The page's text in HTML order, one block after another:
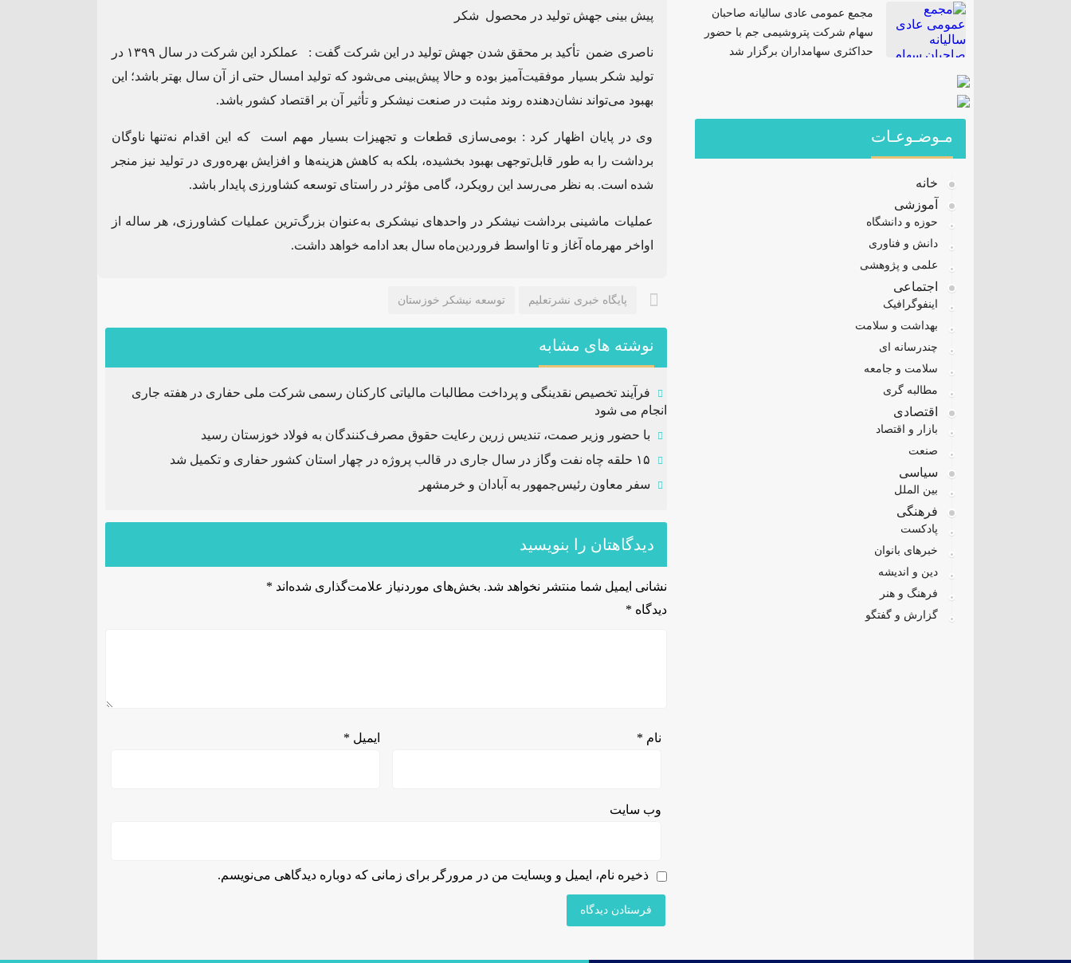
پیش بینی جهش تولید در محصول شکر
ناصری ضمن تأکید بر محقق شدن جهش تولید در این شرکت گفت : عملکرد این شرکت در سال ۱۳۹۹ در
تولید شکر بسیار موفقیت‌آمیز بوده و حالا پیش‌بینی می‌شود که تولید امسال حتی از آن سال بهتر باشد؛ این
بهبود می‌تواند نشان‌دهنده روند مثبت در صنعت نیشکر و تأثیر آن بر اقتصاد کشور باشد.
وی در پایان اظهار کرد : بومی‌سازی قطعات و تجهیزات بسیار مهم است که این اقدام نه‌تنها ناوگان
برداشت را به طور قابل‌توجهی بهبود بخشیده، بلکه به کاهش هزینه‌ها و افزایش بهره‌وری در تولید نیز منجر
شده است. به نظر می‌رسد این رویکرد، گامی مؤثر در راستای توسعه کشاورزی پایدار باشد.
عملیات ماشینی برداشت نیشکر در واحدهای نیشکری به‌عنوان بزرگ‌ترین عملیات کشاورزی، هر ساله از
اواخر مهرماه آغاز و تا اواسط فروردین‌ماه سال بعد ادامه خواهد داشت.
پایگاه خبری نشرتعلیم توسعه نیشکر خوزستان
نوشته های مشابه
فرآیند تخصیص نقدینگی و پرداخت مطالبات مالیاتی کارکنان رسمی شرکت ملی حفاری در هفته جاری
انجام می شود
با حضور وزیر صمت، تندیس زرین رعایت حقوق مصرف‌کنندگان به فولاد خوزستان رسید
۱۵ حلقه چاه نفت وگاز در سال جاری در قالب پروژه در چهار استان کشور حفاری و تکمیل شد
سفر معاون رئیس‌جمهور به آبادان و خرمشهر
دیدگاهتان را بنویسید
نشانی ایمیل شما منتشر نخواهد شد. بخش‌های موردنیاز علامت‌گذاری شده‌اند *
دیدگاه *
نام * ایمیل *
وب‌ سایت
ذخیره نام، ایمیل و وبسایت من در مرورگر برای زمانی که دوباره دیدگاهی می‌نویسم.
مجمع عمومی عادی سالیانه صاحبان
سهام شرکت پتروشیمی جم با حضور
حداکثری سهامداران برگزار شد
مـوضـوعـات
خانه
آموزشی
حوزه و دانشگاه
دانش و فناوری
علمی و پژوهشی
اجتماعی
اینفوگرافیک
بهداشت و سلامت
چندرسانه ای
سلامت و جامعه
مطالبه گری
اقتصادی
بازار و اقتصاد
صنعت
سیاسی
بین الملل
فرهنگی
پادکست
خبرهای بانوان
دین و اندیشه
فرهنگ و هنر
گزارش و گفتگو